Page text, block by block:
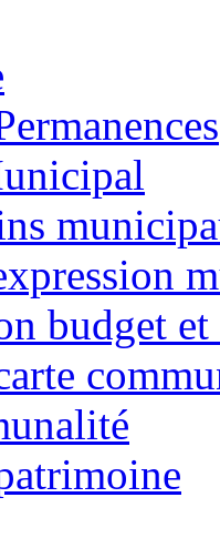
budget